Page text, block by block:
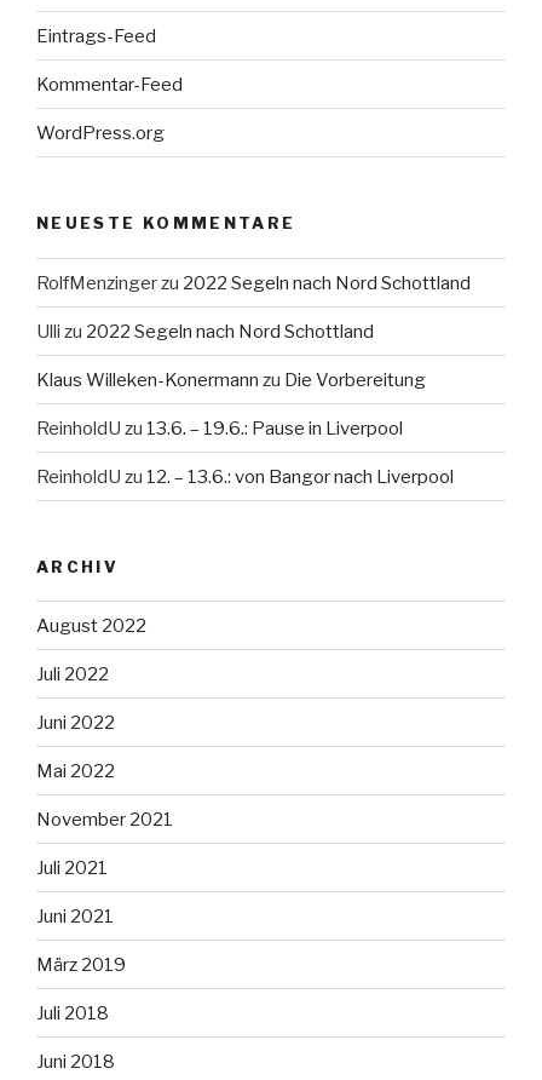
Eintrags-Feed
Kommentar-Feed
WordPress.org
NEUESTE KOMMENTARE
RolfMenzingerzu 2022 Segeln nach Nord Schottland
Ulli zu 2022 Segeln nach Nord Schottland
Klaus Willeken-Konermann zu Die Vorbereitung
ReinholdU zu 13.6. – 19.6.: Pause in Liverpool
ReinholdU zu 12. – 13.6.: von Bangor nach Liverpool
ARCHIV
August 2022
Juli 2022
Juni 2022
Mai 2022
November 2021
Juli 2021
Juni 2021
März 2019
Juli 2018
Juni 2018